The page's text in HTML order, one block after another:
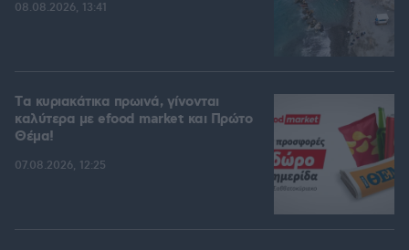
08.08.2026, 13:41
Tα κυριακάτικα πρωινά, γίνονται
καλύτερα με efood market και Πρώτο
Θέμα!
07.08.2026, 12:25